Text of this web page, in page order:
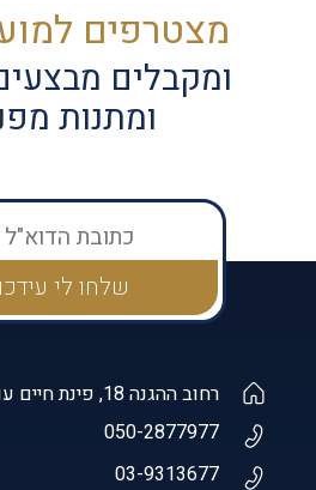
מצטרפים
ומקבלים
ומתנות
רחוב ההגנה 18, פינת חיים עוזר, פתח תקווה
050-2877977
03-9313677